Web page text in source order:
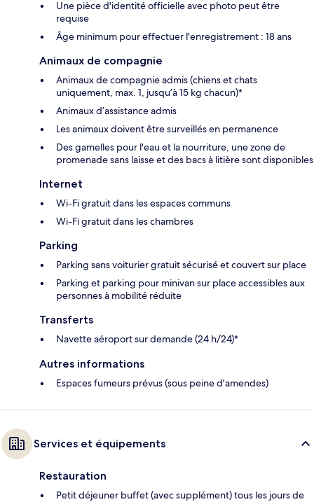
Une pièce d'identité officielle avec photo peut être
requise
Âge minimum pour effectuer l'enregistrement : 18 ans
Animaux de compagnie
Animaux de compagnie admis (chiens et chats
uniquement, max. 1, jusqu’à 15 kg chacun)*
Animaux d’assistance admis
Les animaux doivent être surveillés en permanence
Des gamelles pour l'eau et la nourriture, une zone de
promenade sans laisse et des bacs à litière sont disponibles
Internet
Wi-Fi gratuit dans les espaces communs
Wi-Fi gratuit dans les chambres
Parking
Parking sans voiturier gratuit sécurisé et couvert sur place
Parking et parking pour minivan sur place accessibles aux
personnes à mobilité réduite
Transferts
Navette aéroport sur demande (24 h/24)*
Autres informations
Espaces fumeurs prévus (sous peine d'amendes)
Services et équipements
Restauration
Petit déjeuner buffet (avec supplément) tous les jours de